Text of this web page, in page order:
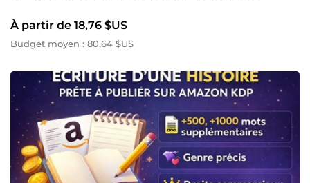
À partir de 18,76 $US
Budget moyen : 80,64 $US